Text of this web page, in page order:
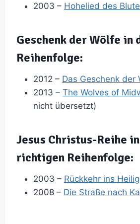
2003 – Hohelied des
Geschenk der Wölfe
Reihenfolge:
2012 – Das Geschenk der
2013 – The Wolves of
nicht übersetzt)
Jesus Christus-Reihe
richtigen Reihenfolge:
2003 – Rückkehr ins
2008 – Die Straße nach